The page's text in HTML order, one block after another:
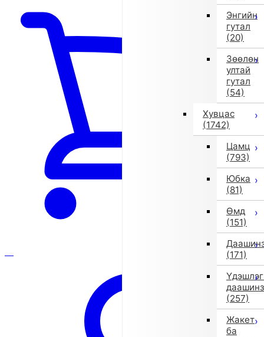
Энгийн
гутал
(20)
Зөөлөн
ултай
гутал
(54)
Хувцас
(1742)
Цамц
(793)
Юбка
(81)
Өмд
(151)
(171)
даашинз
(257)
Жакет
ба